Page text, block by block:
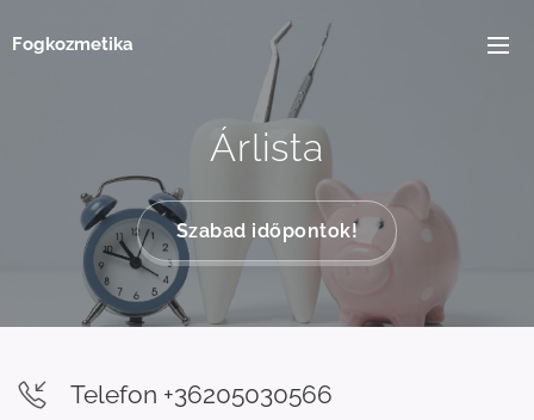
Fogkozmetika
Árlista
Szabad időpontok!
Telefon +36205030566